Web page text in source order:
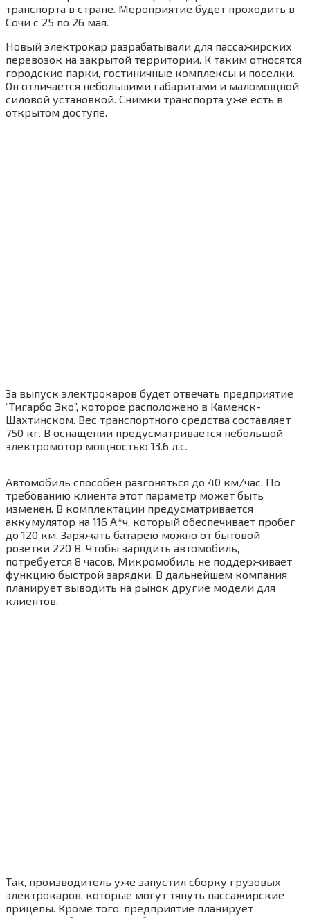
транспорта в стране. Мероприятие будет проходить в
Сочи с 25 по 26 мая.
Новый электрокар разрабатывали для пассажирских
перевозок на закрытой территории. К таким относятся
городские парки, гостиничные комплексы и поселки.
Он отличается небольшими габаритами и маломощной
силовой установкой. Снимки транспорта уже есть в
открытом доступе.
За выпуск электрокаров будет отвечать предприятие
“Тигарбо Эко”, которое расположено в Каменск-
Шахтинском. Вес транспортного средства составляет
750 кг. В оснащении предусматривается небольшой
электромотор мощностью 13.6 л.с.
Автомобиль способен разгоняться до 40 км/час. По
требованию клиента этот параметр может быть
изменен. В комплектации предусматривается
аккумулятор на 116 А*ч, который обеспечивает пробег
до 120 км. Заряжать батарею можно от бытовой
розетки 220 В. Чтобы зарядить автомобиль,
потребуется 8 часов. Микромобиль не поддерживает
функцию быстрой зарядки. В дальнейшем компания
планирует выводить на рынок другие модели для
клиентов.
Так, производитель уже запустил сборку грузовых
электрокаров, которые могут тянуть пассажирские
прицепы. Кроме того, предприятие планирует